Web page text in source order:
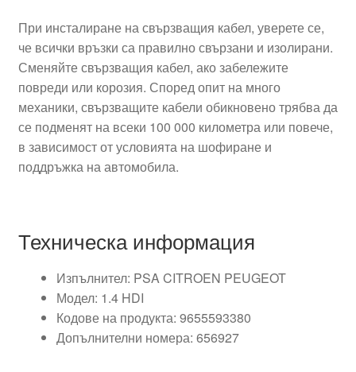
При инсталиране на свързващия кабел, уверете се,
че всички връзки са правилно свързани и изолирани.
Сменяйте свързващия кабел, ако забележите
повреди или корозия. Според опит на много
механики, свързващите кабели обикновено трябва да
се подменят на всеки 100 000 километра или повече,
в зависимост от условията на шофиране и
поддръжка на автомобила.
Техническа информация
Изпълнител: PSA CITROEN PEUGEOT
Модел: 1.4 HDI
Кодове на продукта: 9655593380
Допълнителни номера: 656927